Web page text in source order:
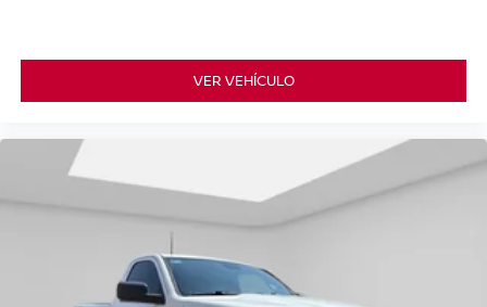
VER VEHÍCULO